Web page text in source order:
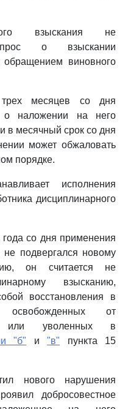
взыскания не
о взыскании
обращением виновного
месяцев со дня
о наложении на него
в месячный срок со дня
может обжаловать
порядке.
исполнения
дисциплинарного
со дня применения
не подвергался новому
он считается не
взысканию,
восстановления в
освобожденных от
или уволенных в
"б" и"в" пункта 15
нового нарушения
добросовестное